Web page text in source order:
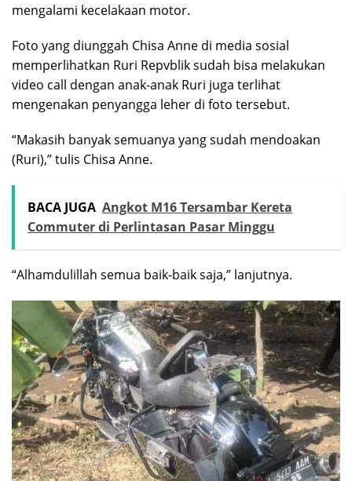
mengalami kecelakaan motor.
Foto yang diunggah Chisa Anne di media sosial
memperlihatkan Ruri Repvblik sudah bisa melakukan
video call dengan anak-anak Ruri juga terlihat
mengenakan penyangga leher di foto tersebut.
“Makasih banyak semuanya yang sudah mendoakan
(Ruri),” tulis Chisa Anne.
BACA JUGA Angkot M16 Tersambar Kereta
Commuter di Perlintasan Pasar Minggu
“Alhamdulillah semua baik-baik saja,” lanjutnya.